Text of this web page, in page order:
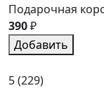
Подарочная
390₽
Добавить
5(229)